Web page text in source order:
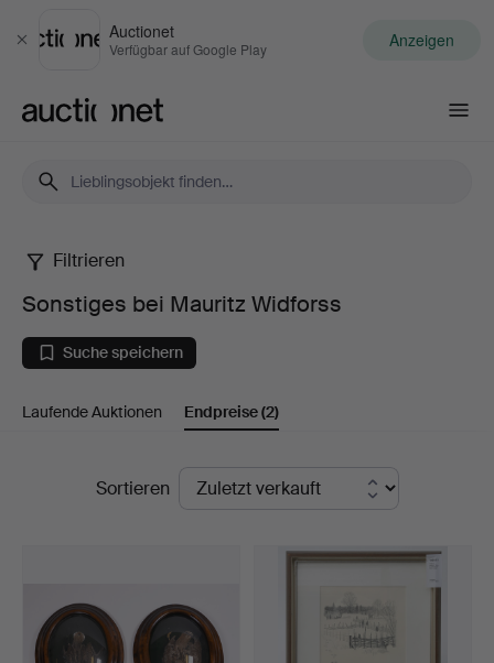
Schließen
Auctionet
Verfügbar auf Google Play Anzeigen
Sonstiges
bei
Mauritz
Widforss
Filtrieren
Sonstiges bei Mauritz Widforss
Suche speichern
Laufende Auktionen Endpreise(2)
EndpreiseSortieren